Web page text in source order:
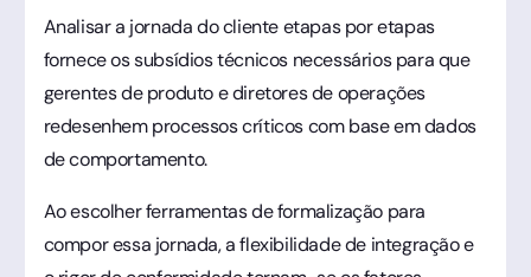
Analisar a jornada do cliente etapas por etapas
fornece os subsídios técnicos necessários para que
gerentes de produto e diretores de operações
redesenhem processos críticos com base em dados
de comportamento.
Ao escolher ferramentas de formalização para
compor essa jornada, a flexibilidade de integração e